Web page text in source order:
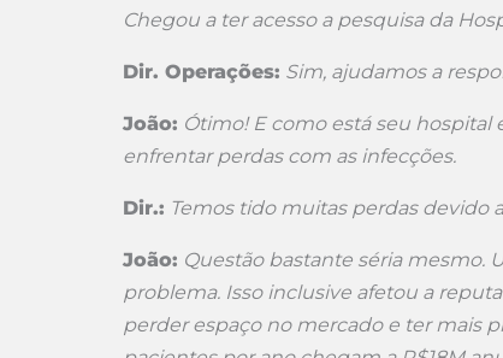
Chegou a ter acesso a pesquisa da
Dir. Operações: Sim, ajudamos a
João: Ótimo! E como está seu
enfrentar perdas com as infecções.
Dir.: Temos tido muitas perdas devido
João: Questão bastante séria mesmo.
problema. Isso inclusive afetou a
perder espaço no mercado e ter mais